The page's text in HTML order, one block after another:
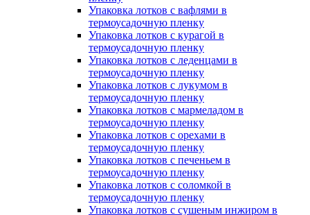
Упаковка лотков с вафлями в
термоусадочную пленку
Упаковка лотков с курагой в
термоусадочную пленку
Упаковка лотков с леденцами в
термоусадочную пленку
Упаковка лотков с лукумом в
термоусадочную пленку
Упаковка лотков с мармеладом в
термоусадочную пленку
Упаковка лотков с орехами в
термоусадочную пленку
Упаковка лотков с печеньем в
термоусадочную пленку
Упаковка лотков с соломкой в
термоусадочную пленку
Упаковка лотков с сушеным инжиром в